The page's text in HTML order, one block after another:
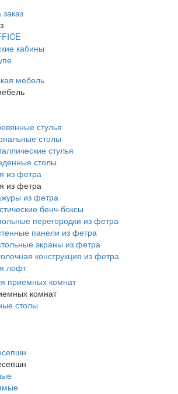
кабины
мебель
стулья
столы
стулья
столы
из фетра
из фетра
из фетра
бенч-боксы
перегородки из фетра
панели из фетра
экраны из фетра
конструкция из фетра
лофт
приемных комнат
комнат
столы